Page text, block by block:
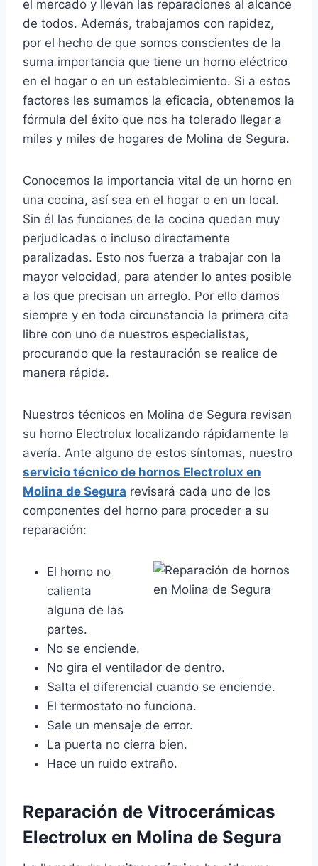
el mercado y llevan las reparaciones al alcance
de todos. Además, trabajamos con rapidez,
por el hecho de que somos conscientes de la
suma importancia que tiene un horno eléctrico
en el hogar o en un establecimiento. Si a estos
factores les sumamos la eficacia, obtenemos la
fórmula del éxito que nos ha tolerado llegar a
miles y miles de hogares de Molina de Segura.
Conocemos la importancia vital de un horno en
una cocina, así sea en el hogar o en un local.
Sin él las funciones de la cocina quedan muy
perjudicadas o incluso directamente
paralizadas. Esto nos fuerza a trabajar con la
mayor velocidad, para atender lo antes posible
a los que precisan un arreglo. Por ello damos
siempre y en toda circunstancia la primera cita
libre con uno de nuestros especialistas,
procurando que la restauración se realice de
manera rápida.
Nuestros técnicos en Molina de Segura revisan
su horno Electrolux localizando rápidamente la
avería. Ante alguno de estos síntomas, nuestro
servicio técnico de hornos Electrolux en
Molina de Segura revisará cada uno de los
componentes del horno para proceder a su
reparación:
El horno no
calienta
alguna de las
partes.
No se enciende.
No gira el ventilador de dentro.
Salta el diferencial cuando se enciende.
El termostato no funciona.
Sale un mensaje de error.
La puerta no cierra bien.
Hace un ruido extraño.
Reparación de Vitrocerámicas
Electrolux en Molina de Segura